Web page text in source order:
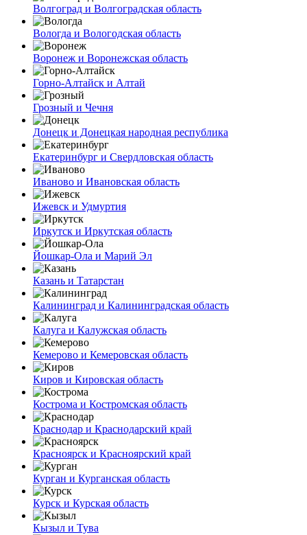
Волгоград и Волгоградская область
Вологда и Вологодская область
Воронеж и Воронежская область
Горно-Алтайск и Алтай
Грозный и Чечня
Донецк и Донецкая народная республика
Екатеринбург и Свердловская область
Иваново и Ивановская область
Ижевск и Удмуртия
Иркутск и Иркутская область
Йошкар-Ола и Марий Эл
Казань и Татарстан
Калининград и Калининградская область
Калуга и Калужская область
Кемерово и Кемеровская область
Киров и Кировская область
Кострома и Костромская область
Краснодар и Краснодарский край
Красноярск и Красноярский край
Курган и Курганская область
Курск и Курская область
Кызыл и Тува